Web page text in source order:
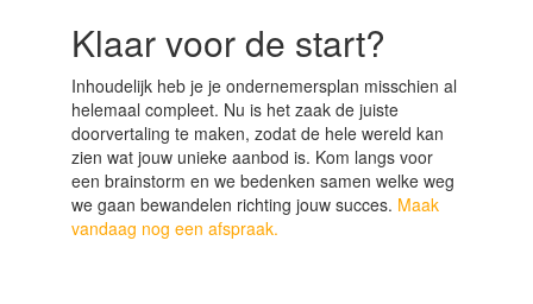
Klaar voor de start?
Inhoudelijk heb je je ondernemersplan misschien al
helemaal compleet. Nu is het zaak de juiste
doorvertaling te maken, zodat de hele wereld kan
zien wat jouw unieke aanbod is. Kom langs voor
een brainstorm en we bedenken samen welke weg
we gaan bewandelen richting jouw succes. Maak
vandaag nog een afspraak.